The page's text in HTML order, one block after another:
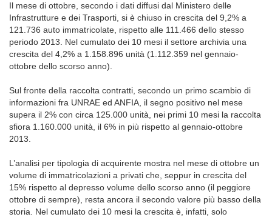
Il mese di ottobre, secondo i dati diffusi dal Ministero delle
Infrastrutture e dei Trasporti, si è chiuso in crescita del 9,2% a
121.736 auto immatricolate, rispetto alle 111.466 dello stesso
periodo 2013. Nel cumulato dei 10 mesi il settore archivia una
crescita del 4,2% a 1.158.896 unità (1.112.359 nel gennaio-
ottobre dello scorso anno).
Sul fronte della raccolta contratti, secondo un primo scambio di
informazioni fra UNRAE ed ANFIA, il segno positivo nel mese
supera il 2% con circa 125.000 unità, nei primi 10 mesi la raccolta
sfiora 1.160.000 unità, il 6% in più rispetto al gennaio-ottobre
2013.
L’analisi per tipologia di acquirente mostra nel mese di ottobre un
volume di immatricolazioni a privati che, seppur in crescita del
15% rispetto al depresso volume dello scorso anno (il peggiore
ottobre di sempre), resta ancora il secondo valore più basso della
storia. Nel cumulato dei 10 mesi la crescita è, infatti, solo